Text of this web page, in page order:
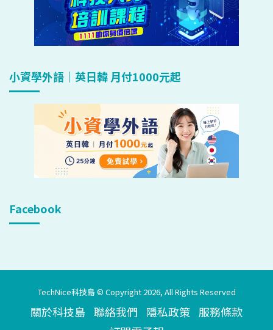
小資學外語｜英日韓 月付1000元起
Facebook
TechNice科技島 © Copyright 2026, All Rights Reserved
關於科技島 聯絡我們 隱私政策 服務條款